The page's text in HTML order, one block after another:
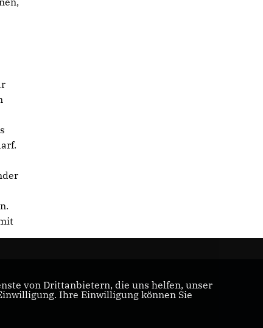
von Drittanbietern, die uns helfen, unser
Ihre Einwilligung können Sie